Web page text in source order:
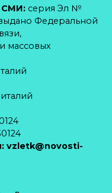
СМИ: серия Эл №
Федеральной
массовых
vzletk@novosti-